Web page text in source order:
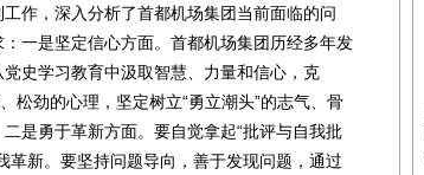
，深入分析了首都机场集团当前面临的问
一是坚定信心方面。首都机场集团历经多年发
史学习教育中汲取智慧、力量和信心，克
松劲的心理，坚定树立“勇立潮头”的志气、骨
是勇于革新方面。要自觉拿起“批评与自我批
革新。要坚持问题导向，善于发现问题，通过